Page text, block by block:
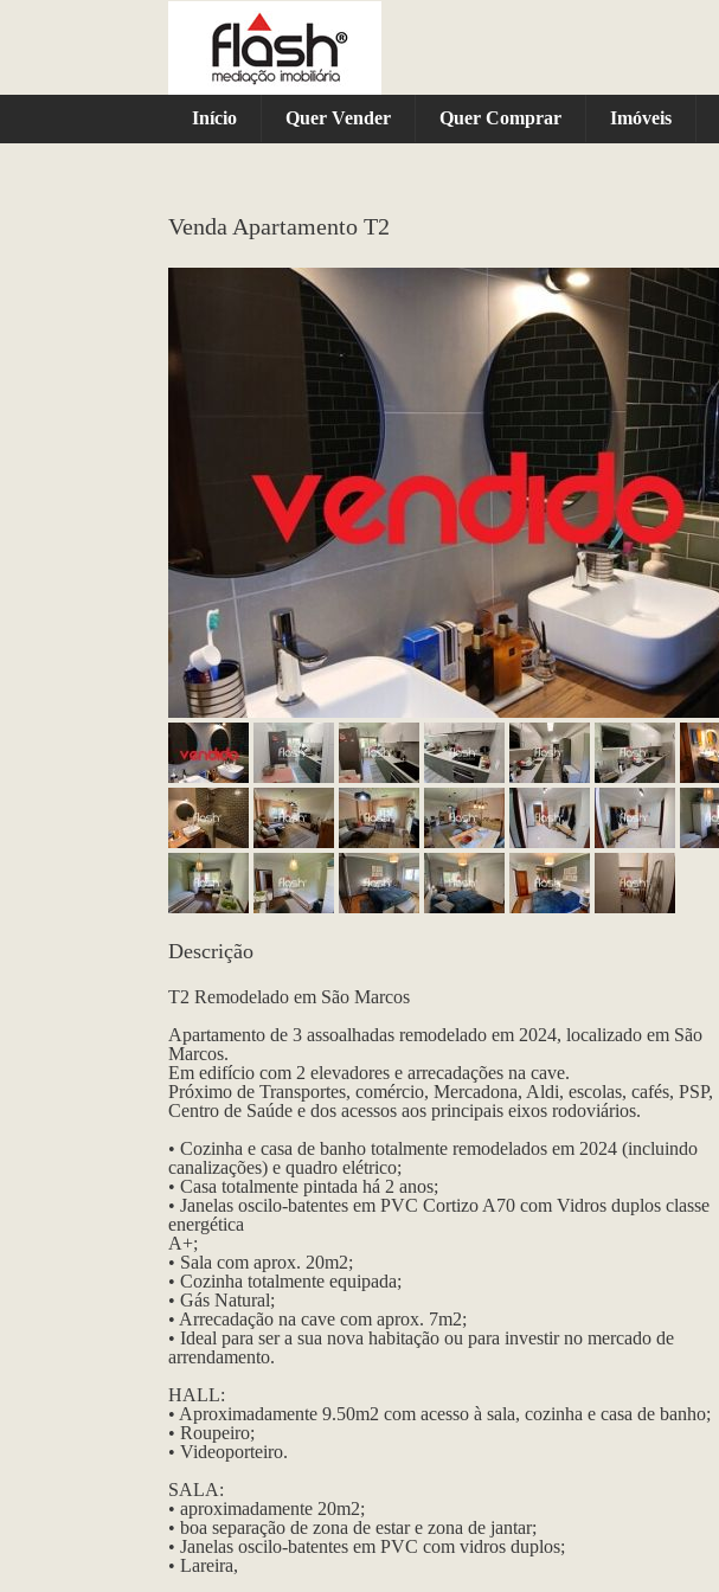
Início Quer Vender Quer Comprar Imóveis
Venda Apartamento T2
Descrição
T2 Remodelado em São Marcos
Apartamento de 3 assoalhadas remodelado em 2024, localizado em São
Marcos.
Em edifício com 2 elevadores e arrecadações na cave.
Próximo de Transportes, comércio, Mercadona, Aldi, escolas, cafés, PSP,
Centro de Saúde e dos acessos aos principais eixos rodoviários.
• Cozinha e casa de banho totalmente remodelados em 2024 (incluindo
canalizações) e quadro elétrico;
• Casa totalmente pintada há 2 anos;
• Janelas oscilo-batentes em PVC Cortizo A70 com Vidros duplos classe
energética
A+;
• Sala com aprox. 20m2;
• Cozinha totalmente equipada;
• Gás Natural;
• Arrecadação na cave com aprox. 7m2;
• Ideal para ser a sua nova habitação ou para investir no mercado de
arrendamento.
HALL:
• Aproximadamente 9.50m2 com acesso à sala, cozinha e casa de banho;
• Roupeiro;
• Videoporteiro.
SALA:
• aproximadamente 20m2;
• boa separação de zona de estar e zona de jantar;
• Janelas oscilo-batentes em PVC com vidros duplos;
• Lareira,